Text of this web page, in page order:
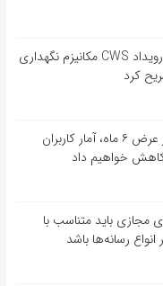
مدیر تیم بلاکچین نوبیتکس در رویداد CWS مکانیزم نگهداری
کرد
دیوار: با سیستم تایید هویت در عرض ۶ ماه، آمار کاربران
خواهیم داد
مجازی باید متناسب با
رسانه‌ها باشد